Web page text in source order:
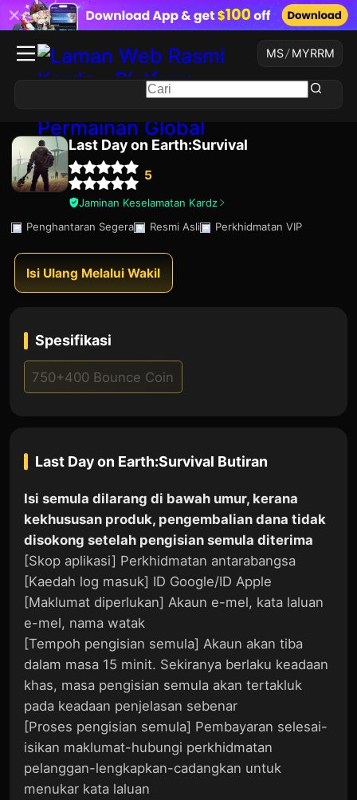
MS/ MYRRM
Last Day on Earth:Survival
5
Jaminan Keselamatan Kardz
Penghantaran Segera
Resmi Asli Perkhidmatan VIP
Isi Ulang Melalui Wakil
Spesifikasi
750+400 Bounce Coin
Last Day on Earth:Survival Butiran
Isi semula dilarang di bawah umur, kerana
kekhususan produk, pengembalian dana tidak
disokong setelah pengisian semula diterima
[Skop aplikasi] Perkhidmatan antarabangsa
[Kaedah log masuk] ID Google/ID Apple
[Maklumat diperlukan] Akaun e-mel, kata laluan
e-mel, nama watak
[Tempoh pengisian semula] Akaun akan tiba
dalam masa 15 minit. Sekiranya berlaku keadaan
khas, masa pengisian semula akan tertakluk
pada keadaan penjelasan sebenar
[Proses pengisian semula] Pembayaran selesai-
isikan maklumat-hubungi perkhidmatan
pelanggan-lengkapkan-cadangkan untuk
menukar kata laluan